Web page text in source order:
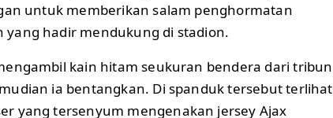
untuk memberikan salam penghormatan
yang hadir mendukung di stadion.
kain hitam seukuran bendera dari tribun
ia bentangkan. Di spanduk tersebut terlihat
yang tersenyum mengenakan jersey Ajax